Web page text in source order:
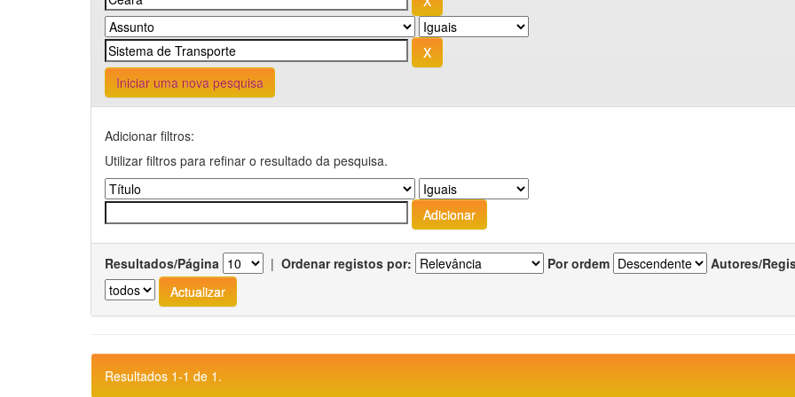
Iniciar uma nova pesquisa
Adicionar filtros:
Utilizar filtros para refinar o resultado da pesquisa.
Resultados/Página | Ordenar registos por: Por ordem Autores/
Resultados 1-1 de 1.